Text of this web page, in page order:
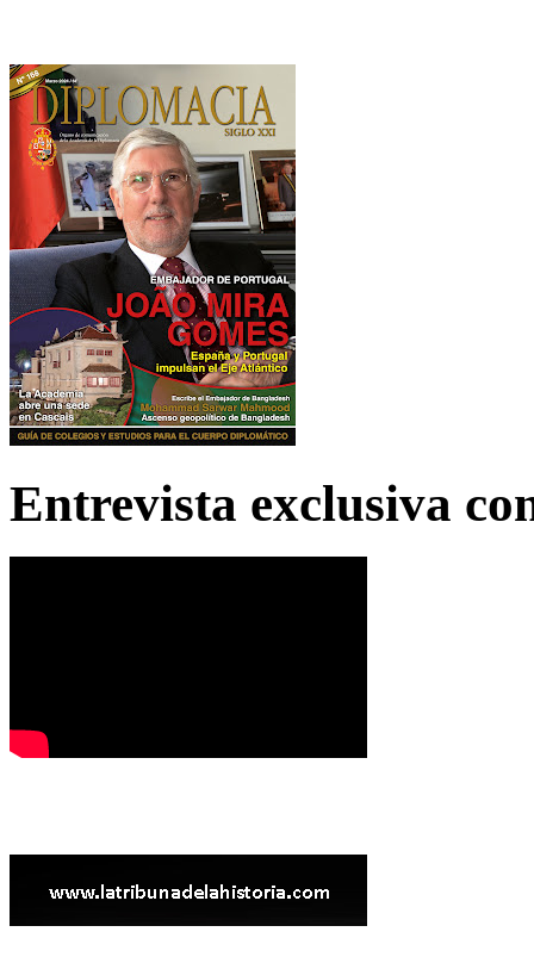
Entrevista exclusiva